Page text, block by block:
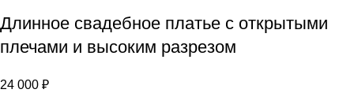
Длинное свадебное платье с открытыми
плечами и высоким разрезом
24 000 ₽